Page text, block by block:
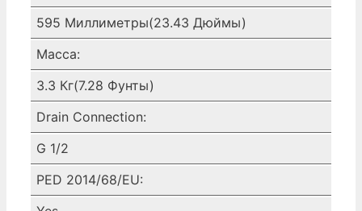
595 Миллиметры(23.43 Дюймы)
Масса:
3.3 Кг(7.28 Фунты)
Drain Connection:
G 1/2
PED 2014/68/EU: